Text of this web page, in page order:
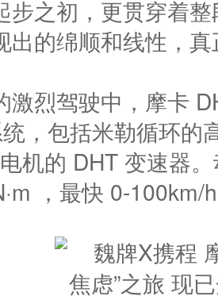
步之初，更贯穿着
出的绵顺和线性，
激烈驾驶中，摩卡
，包括米勒循环的
机的 DHT 变速器
，最快 0-